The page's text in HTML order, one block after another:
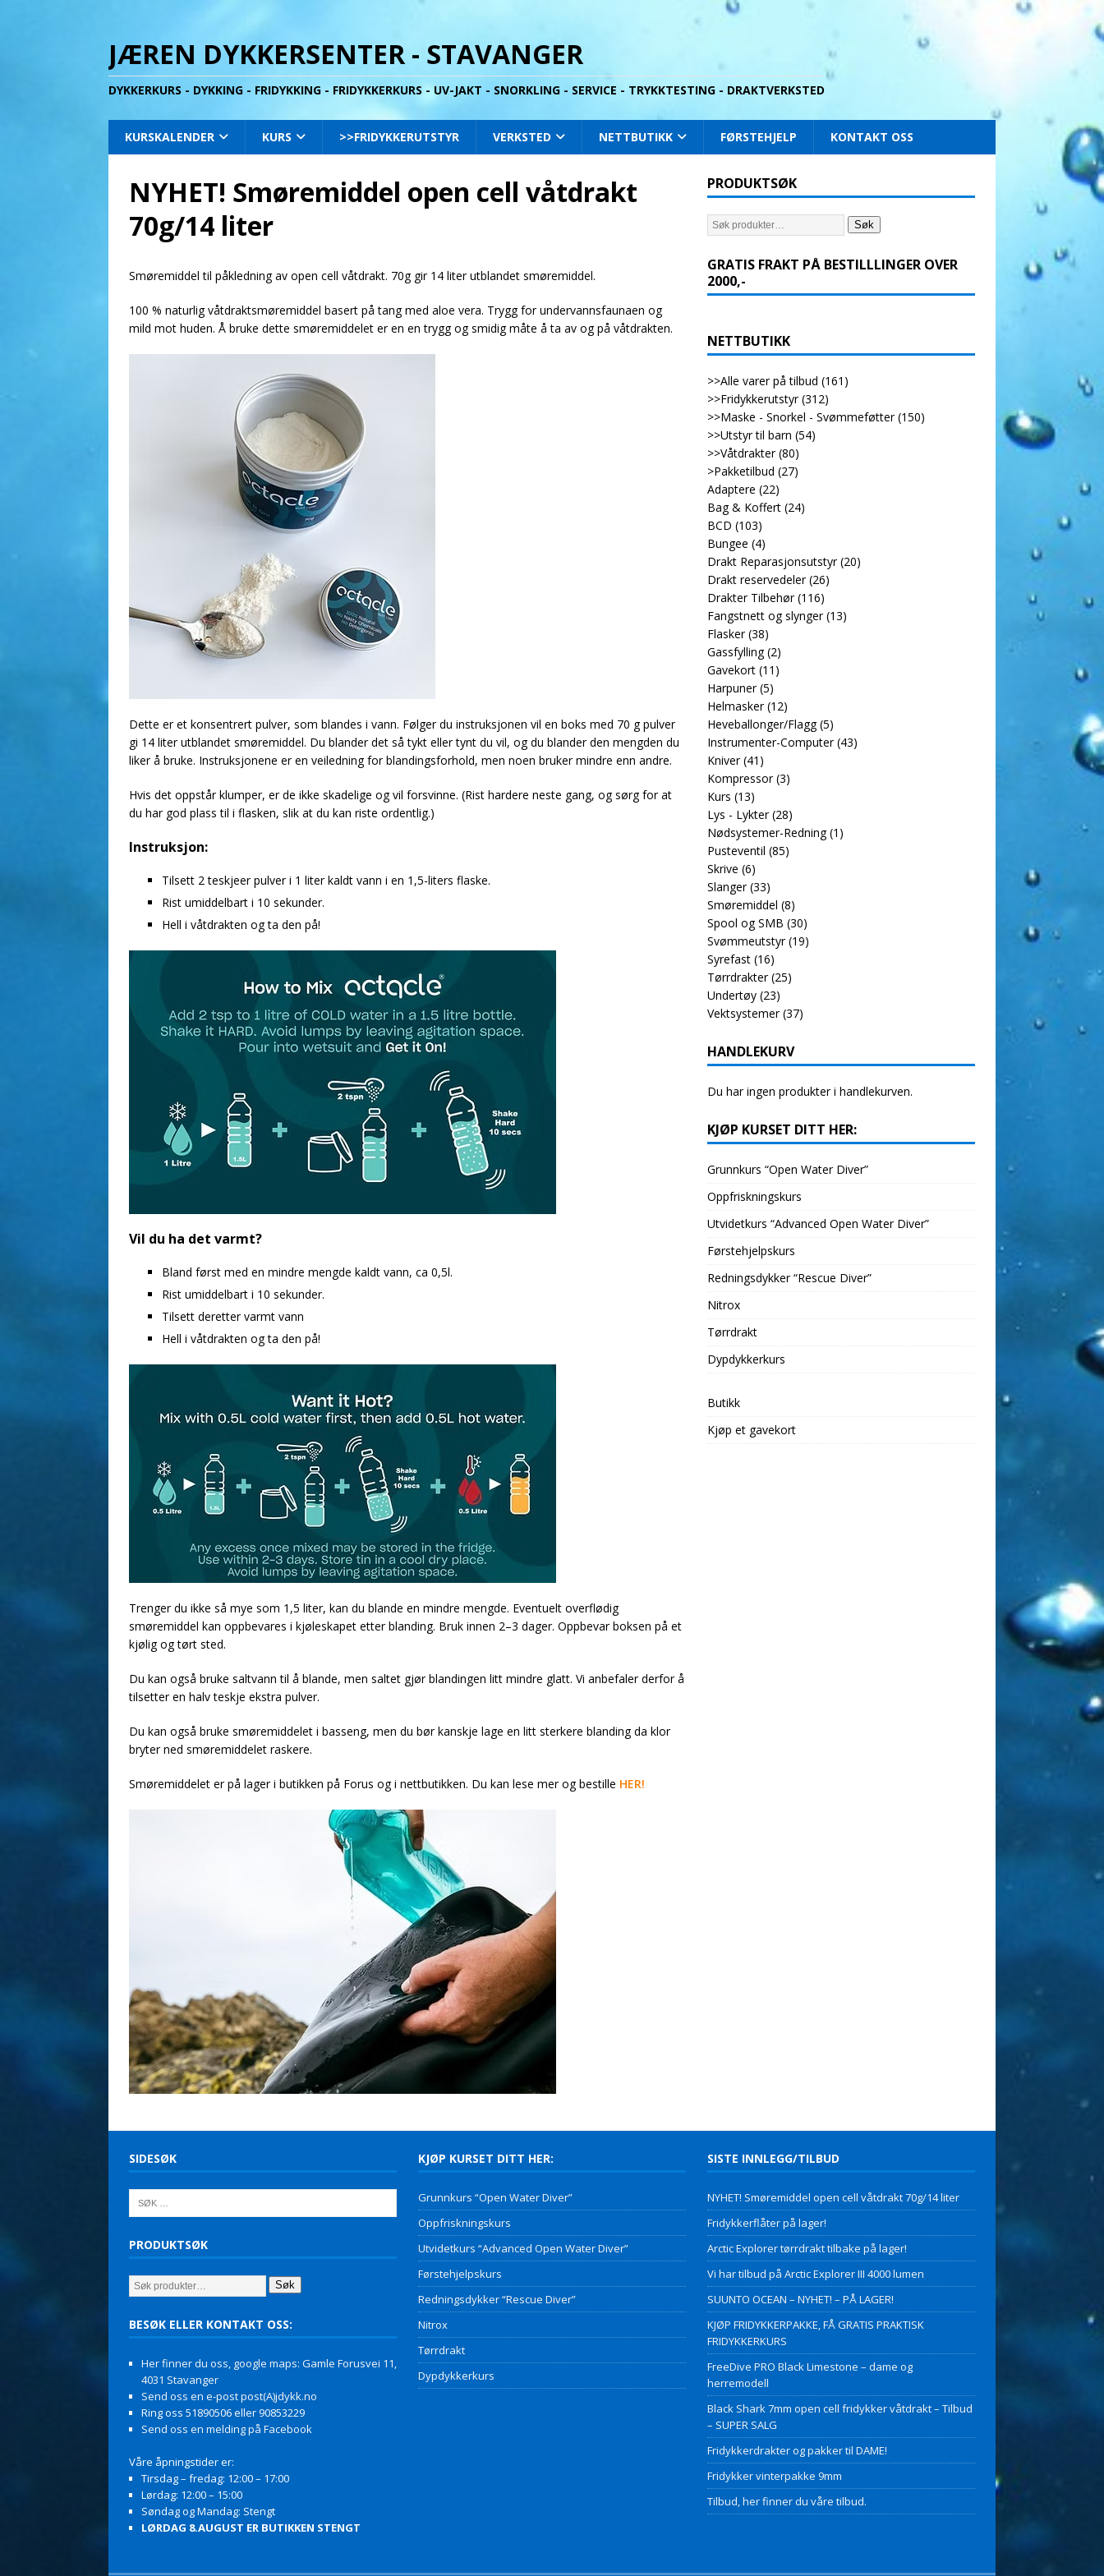
JÆREN DYKKERSENTER - STAVANGER
DYKKERKURS - DYKKING - FRIDYKKING - FRIDYKKERKURS - UV-JAKT - SNORKLING - SERVICE - TRYKKTESTING - DRAKTVERKSTED
KURSKALENDER KURS >>FRIDYKKERUTSTYR VERKSTED NETTBUTIKK FØRSTEHJELP KONTAKT OSS
NYHET! Smøremiddel open cell våtdrakt
70g/14 liter
Smøremiddel til påkledning av open cell våtdrakt. 70g gir 14 liter utblandet smøremiddel.
100 % naturlig våtdraktsmøremiddel basert på tang med aloe vera. Trygg for undervannsfaunaen og
mild mot huden. Å bruke dette smøremiddelet er en en trygg og smidig måte å ta av og på våtdrakten.
Dette er et konsentrert pulver, som blandes i vann. Følger du instruksjonen vil en boks med 70 g pulver
gi 14 liter utblandet smøremiddel. Du blander det så tykt eller tynt du vil, og du blander den mengden du
liker å bruke. Instruksjonene er en veiledning for blandingsforhold, men noen bruker mindre enn andre.
Hvis det oppstår klumper, er de ikke skadelige og vil forsvinne. (Rist hardere neste gang, og sørg for at
du har god plass til i flasken, slik at du kan riste ordentlig.)
Instruksjon:
Tilsett 2 teskjeer pulver i 1 liter kaldt vann i en 1,5-liters flaske.
Rist umiddelbart i 10 sekunder.
Hell i våtdrakten og ta den på!
Vil du ha det varmt?
Bland først med en mindre mengde kaldt vann, ca 0,5l.
Rist umiddelbart i 10 sekunder.
Tilsett deretter varmt vann
Hell i våtdrakten og ta den på!
Trenger du ikke så mye som 1,5 liter, kan du blande en mindre mengde. Eventuelt overflødig
smøremiddel kan oppbevares i kjøleskapet etter blanding. Bruk innen 2–3 dager. Oppbevar boksen på et
kjølig og tørt sted.
Du kan også bruke saltvann til å blande, men saltet gjør blandingen litt mindre glatt. Vi anbefaler derfor å
tilsetter en halv teskje ekstra pulver.
Du kan også bruke smøremiddelet i basseng, men du bør kanskje lage en litt sterkere blanding da klor
bryter ned smøremiddelet raskere.
Smøremiddelet er på lager i butikken på Forus og i nettbutikken. Du kan lese mer og bestille HER!
PRODUKTSØK
Søk
GRATIS FRAKT PÅ BESTILLLINGER OVER
2000,-
NETTBUTIKK
>>Alle varer på tilbud (161)
>>Fridykkerutstyr (312)
>>Maske - Snorkel - Svømmeføtter (150)
>>Utstyr til barn (54)
>>Våtdrakter (80)
>Pakketilbud (27)
Adaptere (22)
Bag & Koffert (24)
BCD (103)
Bungee (4)
Drakt Reparasjonsutstyr (20)
Drakt reservedeler (26)
Drakter Tilbehør (116)
Fangstnett og slynger (13)
Flasker (38)
Gassfylling (2)
Gavekort (11)
Harpuner (5)
Helmasker (12)
Heveballonger/Flagg (5)
Instrumenter-Computer (43)
Kniver (41)
Kompressor (3)
Kurs (13)
Lys - Lykter (28)
Nødsystemer-Redning (1)
Pusteventil (85)
Skrive (6)
Slanger (33)
Smøremiddel (8)
Spool og SMB (30)
Svømmeutstyr (19)
Syrefast (16)
Tørrdrakter (25)
Undertøy (23)
Vektsystemer (37)
HANDLEKURV
Du har ingen produkter i handlekurven.
KJØP KURSET DITT HER:
Grunnkurs “Open Water Diver”
Oppfriskningskurs
Utvidetkurs “Advanced Open Water Diver”
Førstehjelpskurs
Redningsdykker “Rescue Diver”
Nitrox
Tørrdrakt
Dypdykkerkurs
Butikk
Kjøp et gavekort
SIDESØK
PRODUKTSØK
Søk
BESØK ELLER KONTAKT OSS:
Her finner du oss, google maps: Gamle Forusvei 11,
4031 Stavanger
Send oss en e-post post(A)jdykk.no
Ring oss 51890506 eller 90853229
Send oss en melding på Facebook
Våre åpningstider er:
Tirsdag – fredag: 12:00 – 17:00
Lørdag: 12:00 – 15:00
Søndag og Mandag: Stengt
LØRDAG 8.AUGUST ER BUTIKKEN STENGT
KJØP KURSET DITT HER:
Grunnkurs “Open Water Diver”
Oppfriskningskurs
Utvidetkurs “Advanced Open Water Diver”
Førstehjelpskurs
Redningsdykker “Rescue Diver”
Nitrox
Tørrdrakt
Dypdykkerkurs
SISTE INNLEGG/TILBUD
NYHET! Smøremiddel open cell våtdrakt 70g/14 liter
Fridykkerflåter på lager!
Arctic Explorer tørrdrakt tilbake på lager!
Vi har tilbud på Arctic Explorer III 4000 lumen
SUUNTO OCEAN – NYHET! – PÅ LAGER!
KJØP FRIDYKKERPAKKE, FÅ GRATIS PRAKTISK
FRIDYKKERKURS
FreeDive PRO Black Limestone – dame og
herremodell
Black Shark 7mm open cell fridykker våtdrakt – Tilbud
– SUPER SALG
Fridykkerdrakter og pakker til DAME!
Fridykker vinterpakke 9mm
Tilbud, her finner du våre tilbud.